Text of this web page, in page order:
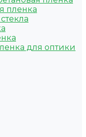
пленка
для оптики